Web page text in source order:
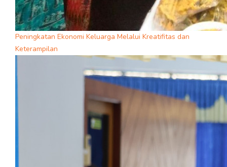
Peningkatan Ekonomi Keluarga Melalui Kreatifitas dan
Keterampilan